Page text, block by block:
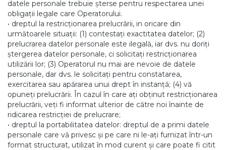
datele personale trebuie șterse pentru respectarea unei
obligații legale care Operatorului.
• dreptul la restricționarea prelucrării, in oricare din
următoarele situații: (1) contestați exactitatea datelor; (2)
prelucrarea datelor personale este ilegală, iar dvs. nu doriți
ștergerea datelor personale, ci solicitați restricționarea
utilizării lor; (3) Operatorul nu mai are nevoie de datele
personale, dar dvs. le solicitați pentru constatarea,
exercitarea sau apărarea unui drept în instanță; (4) vă
opuneți prelucrării. În cazul în care ați obținut restricționarea
prelucrării, veți fi informat ulterior de către noi înainte de
ridicarea restricției de prelucrare;
• dreptul la portabilitatea datelor: dreptul de a primi datele
personale care vă privesc și pe care ni le-ați furnizat într-un
format structurat, utilizat în mod curent și care poate fi citit